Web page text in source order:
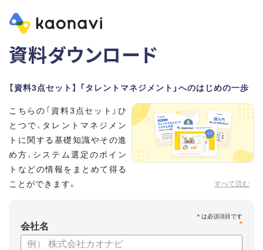
資料ダウンロード
【資料3点セット】 「タレントマネジメント」へのはじめの一歩
すべて読む
こちらの「資料3点セット」ひ
とつで、タレントマネジメン
トに関する基礎知識やその進
め方、システム選定のポイン
トなどの情報をまとめて得る
ことができます。
【資料セット内容】
・超入門タレントマネジメント
*
会社名